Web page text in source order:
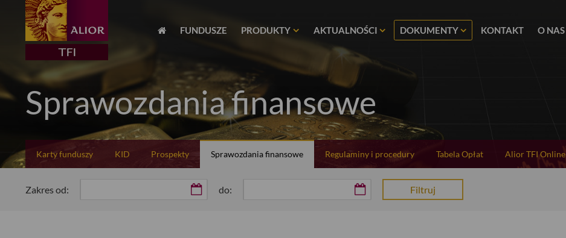
FUNDUSZE PRODUKTY AKTUALNOŚCI DOKUMENTY KONTAKT O NAS
Sprawozdania finansowe
Karty funduszy KID Prospekty Sprawozdania finansowe Regulaminy i procedury Tabela Opłat Alior TFI Online
Zakres od: do: